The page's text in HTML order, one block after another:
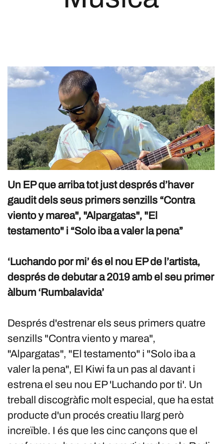
Un EP que arriba tot just després d’haver
gaudit dels seus primers senzills “Contra
viento y marea", "Alpargatas", "El
testamento" i “Solo iba a valer la pena”
‘Luchando por mi’ és el nou EP de l’artista,
després de debutar a 2019 amb el seu primer
àlbum ‘Rumbalavida’
Després d'estrenar els seus primers quatre
senzills "Contra viento y marea",
"Alpargatas", "El testamento" i "Solo iba a
valer la pena", El Kiwi fa un pas al davant i
estrena el seu nou EP 'Luchando por ti'. Un
treball discogràfic molt especial, que ha estat
producte d'un procés creatiu llarg però
increïble. I és que les cinc cançons que el